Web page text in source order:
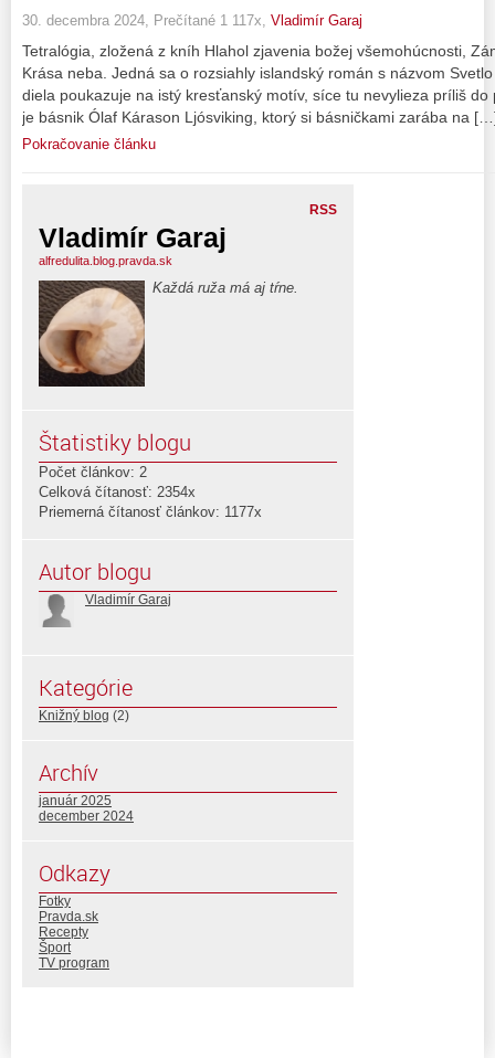
30. decembra 2024, Prečítané 1 117x, Vladimír Garaj
Tetralógia, zložená z kníh Hlahol zjavenia božej všemohúcnosti,
Krása neba. Jedná sa o rozsiahly islandský román s názvom
diela poukazuje na istý kresťanský motív, síce tu nevylieza príliš
je básnik Ólaf Kárason Ljósviking, ktorý si básničkami zarába na
Pokračovanie článku
RSS
Vladimír Garaj
alfredulita.blog.pravda.sk
Každá ruža má aj tŕne.
Štatistiky blogu
Počet článkov: 2
Celková čítanosť: 2354x
Priemerná čítanosť článkov: 1177x
Autor blogu
Vladimír Garaj
Kategórie
Knižný blog (2)
Archív
január 2025
december 2024
Odkazy
Fotky
Pravda.sk
Recepty
Šport
TV program